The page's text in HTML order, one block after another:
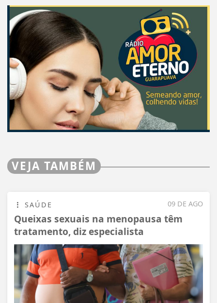
VEJA TAMBÉM
09 DE AGO
SAÚDE
Queixas sexuais na menopausa têm
tratamento, diz especialista